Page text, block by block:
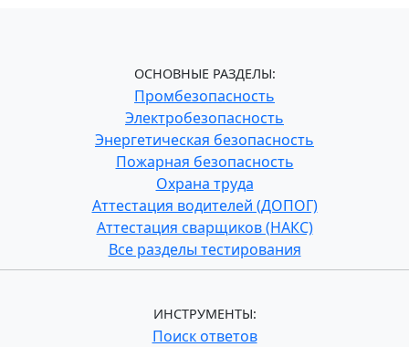
ОСНОВНЫЕ РАЗДЕЛЫ:
Промбезопасность
Электробезопасность
Энергетическая безопасность
Пожарная безопасность
Охрана труда
Аттестация водителей (ДОПОГ)
Аттестация сварщиков (НАКС)
Все разделы тестирования
ИНСТРУМЕНТЫ:
Поиск ответов